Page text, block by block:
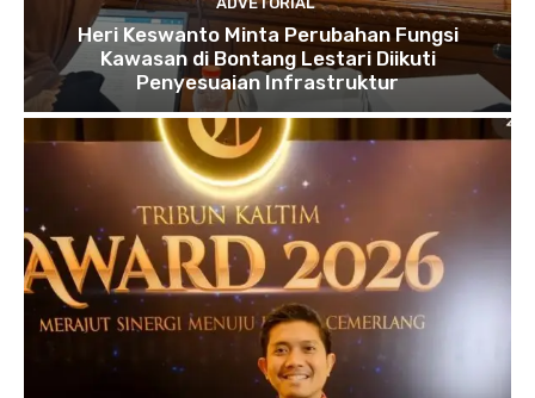
Heri Keswanto Minta Perubahan Fungsi
Kawasan di Bontang Lestari Diikuti
Penyesuaian Infrastruktur